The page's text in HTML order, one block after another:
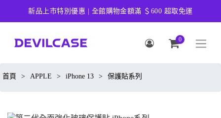
新品上市特別優惠 | 全館購物金額滿 ＄600 超取免運
0
首頁 > APPLE > iPhone 13 > 保護貼系列